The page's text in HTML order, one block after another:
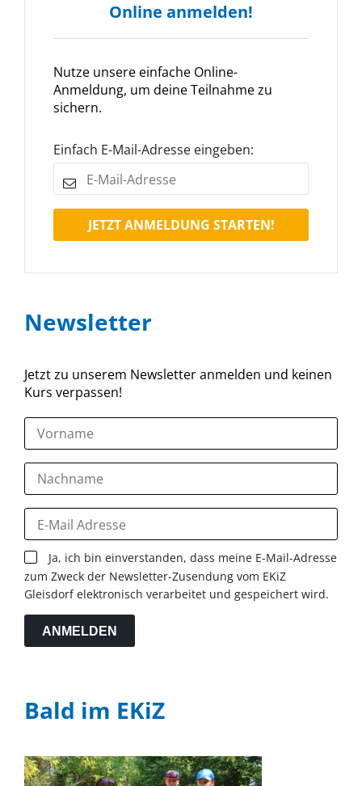
Newsletter
Jetzt zu unserem Newsletter anmelden und keinen
Kurs verpassen!
Ja, ich bin einverstanden, dass meine E-Mail-Adresse
zum Zweck der Newsletter-Zusendung vom EKiZ
Gleisdorf elektronisch verarbeitet und gespeichert wird.
ANMELDEN
Bald im EKiZ
Online anmelden!
Nutze unsere einfache Online-
Anmeldung, um deine Teilnahme zu
sichern.
Einfach E-Mail-Adresse eingeben:
JETZT ANMELDUNG STARTEN!